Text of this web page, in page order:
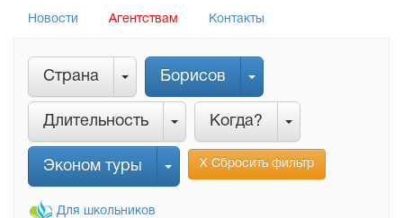
Новости Агентствам Контакты
Страна Борисов
Длительность Когда?
Эконом туры Х Сбросить фильтр
Для школьников